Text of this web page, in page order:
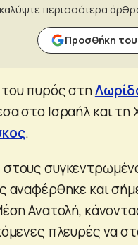
περισσότερα
Προσθήκη
πυρός στη
στο Ισραήλ και
.
και
Ανατολή,
πλευρές να